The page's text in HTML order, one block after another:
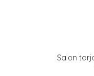
Salon